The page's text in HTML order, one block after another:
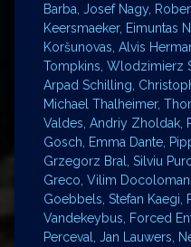
Barba, Josef Nagy,
Keersmaeker, Eimuntas
Koršunovas, Alvis
Tompkins, Wlodzimierz
Arpad Schilling,
Michael Thalheimer,
Valdes, Andriy Zholdak,
Gosch, Emma Dante,
Grzegorz Bral, Silviu
Greco, Vilim
Goebbels, Stefan
Vandekeybus, Forced
Perceval, Jan Lauwers,